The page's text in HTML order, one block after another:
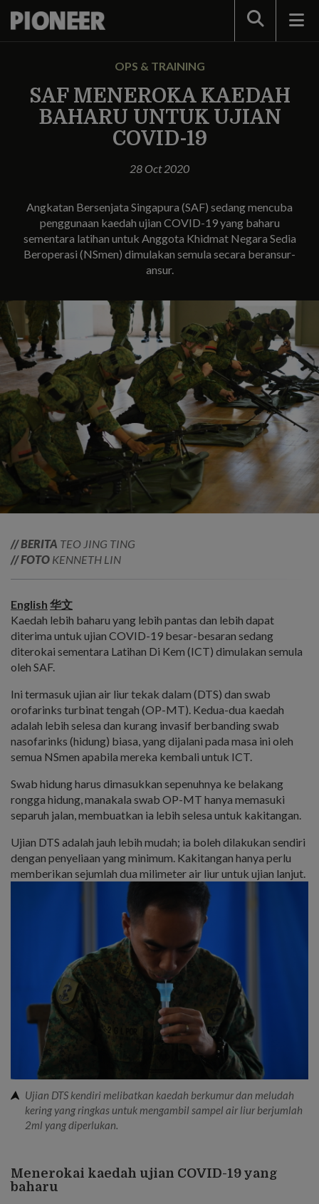
Search
OPS & TRAINING
SAF MENEROKA KAEDAH
BAHARU UNTUK UJIAN
COVID-19
28 Oct 2020
Angkatan Bersenjata Singapura (SAF) sedang mencuba
penggunaan kaedah ujian COVID-19 yang baharu
sementara latihan untuk Anggota Khidmat Negara Sedia
Beroperasi (NSmen) dimulakan semula secara beransur-
ansur.
// BERITA TEO JING TING
// FOTO KENNETH LIN
English 华文
Kaedah lebih baharu yang lebih pantas dan lebih dapat
diterima untuk ujian COVID-19 besar-besaran sedang
diterokai sementara Latihan Di Kem (ICT) dimulakan semula
oleh SAF.
Ini termasuk ujian air liur tekak dalam (DTS) dan swab
orofarinks turbinat tengah (OP-MT). Kedua-dua kaedah
adalah lebih selesa dan kurang invasif berbanding swab
nasofarinks (hidung) biasa, yang dijalani pada masa ini oleh
semua NSmen apabila mereka kembali untuk ICT.
Swab hidung harus dimasukkan sepenuhnya ke belakang
rongga hidung, manakala swab OP-MT hanya memasuki
separuh jalan, membuatkan ia lebih selesa untuk kakitangan.
Ujian DTS adalah jauh lebih mudah; ia boleh dilakukan sendiri
dengan penyeliaan yang minimum. Kakitangan hanya perlu
memberikan sejumlah dua milimeter air liur untuk ujian lanjut.
Ujian DTS kendiri melibatkan kaedah berkumur dan meludah
kering yang ringkas untuk mengambil sampel air liur berjumlah
2ml yang diperlukan.
Menerokai kaedah ujian COVID-19 yang
baharu